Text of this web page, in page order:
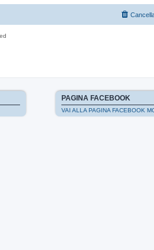
PAGINA FACEBOOK
VAI ALLA PAGINA FACEBOOK